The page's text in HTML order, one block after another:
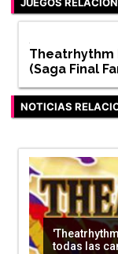
Theatrhythm
(Saga Final
NOTICIAS
todas las